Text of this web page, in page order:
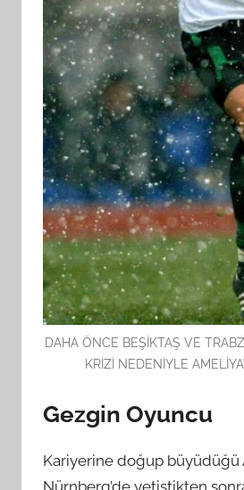
DAHA ÖNCE BEŞİKTAŞ VE
KRİZİ NEDENİYLE
Gezgin Oyuncu
Kariyerine doğup büyüdüğü
Nürnberg’de yetiştikten